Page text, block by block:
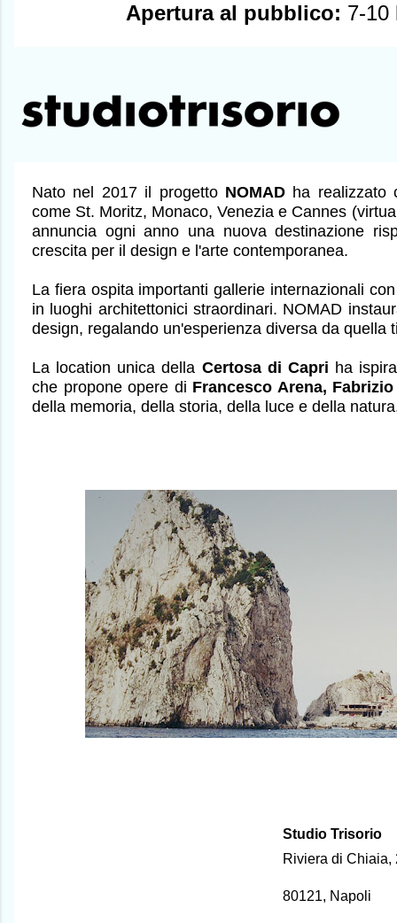
Apertura al pubblico: 7-10
Nato nel 2017 il progetto NOMAD ha realizzato
come St. Moritz, Monaco, Venezia e Cannes
annuncia ogni anno una nuova destinazione
crescita per il design e l'arte contemporanea.
La fiera ospita importanti gallerie internazionali
in luoghi architettonici straordinari. NOMAD
design, regalando un'esperienza diversa da quella
La location unica della Certosa di Capri ha
che propone opere di Francesco Arena,
della memoria, della storia, della luce e della
Studio Trisorio
Riviera di Chiaia,
80121, Napoli